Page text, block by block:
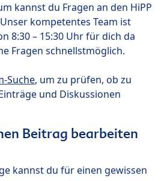
kannst du Fragen an den HiPP
kompetentes Team ist
8:30 – 15:30 Uhr für dich da
Fragen schnellstmöglich.
Suche, um zu prüfen, ob zu
und Diskussionen
Beitrag bearbeiten
kannst du für einen gewissen